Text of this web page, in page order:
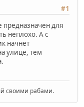
#1
предназначен для
неплохо. А с
начнет
улице, тем
своими рабами.